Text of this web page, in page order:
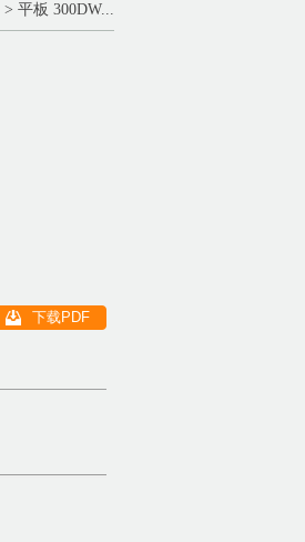
> 平板 300DW...
下载PDF